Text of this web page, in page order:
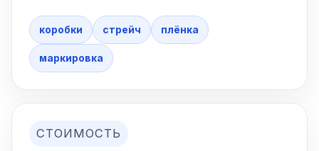
коробки стрейч плёнка
маркировка
СТОИМОСТЬ